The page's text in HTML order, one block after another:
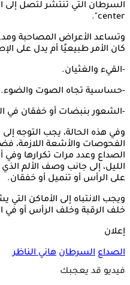
center".
وتساعد الأعراض المصاحبة
كان الأمر طبيعيًا أم يدل على
-القيء والغثيان.
-حساسية تجاه الصوت والضوء.
-الشعور بنبضات أو خفقان في
وفي هذه الحالة، يجب التوجه
الفحوصات والأشعة اللازمة،
الصداع وعدد مرات تكرارها
الليل، إلى جانب وصف الألم
على الرأس أو تنميل أو خفقان.
ويجب الانتباه إلى الأماكن
خلف الرقبة وخلف الرأس أو في
إعلان
الصداع السرطان هاني الناظر
فيديو قد يعجبك